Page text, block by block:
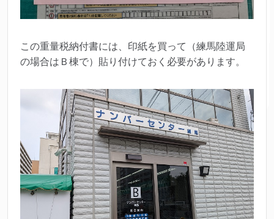
この重量税納付書には、印紙を買って（練馬陸運局
の場合はＢ棟で）貼り付けておく必要があります。